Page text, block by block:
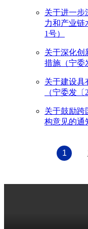
关于进一步
力和产业链
1号）
关于深化创
措施（宁委
关于建设具
（宁委发〔
关于鼓励跨
构意见的通
1